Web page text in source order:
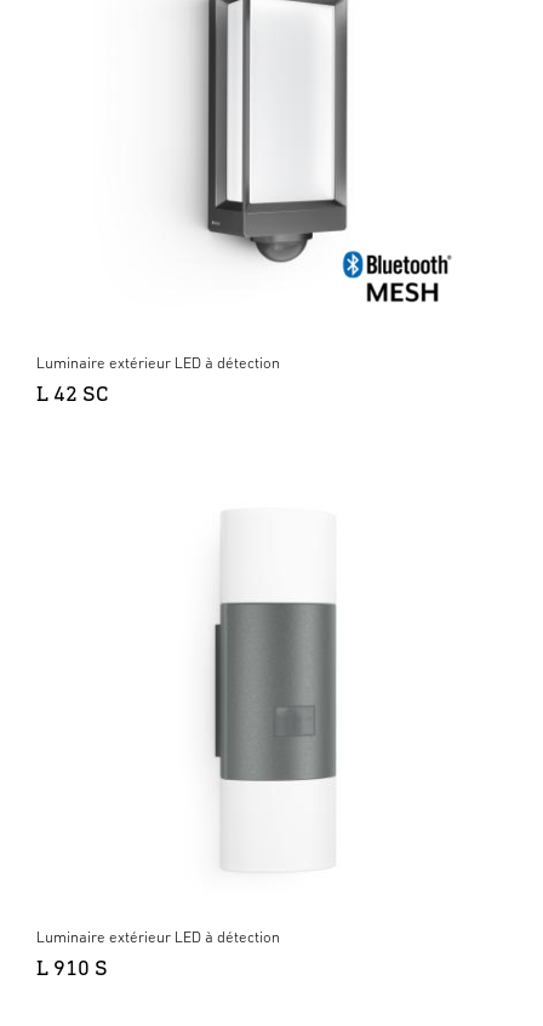
Luminaire extérieur LED à détection
L 42 SC
Luminaire extérieur LED à détection
L 910 S